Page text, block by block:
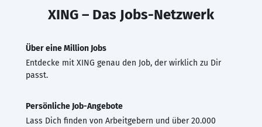
XING – Das Jobs-Netzwerk
Über eine Million Jobs
Entdecke mit XING genau den Job, der wirklich zu Dir
passt.
Persönliche Job-Angebote
Lass Dich finden von Arbeitgebern und über 20.000